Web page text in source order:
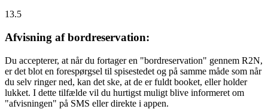
13.5
Afvisning af bordreservation:
Du accepterer, at når du fortager en "bordreservation" gennem R2N,
er det blot en forespørgsel til spisestedet og på samme måde som når
du selv ringer ned, kan det ske, at de er fuldt booket, eller holder
lukket. I dette tilfælde vil du hurtigst muligt blive informeret om
"afvisningen" på SMS eller direkte i appen.